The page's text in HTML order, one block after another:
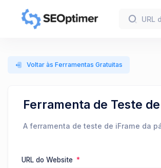
Voltar às Ferramentas Gratuitas
Ferramenta de Teste
A ferramenta de teste de iFrame da
URL do Website